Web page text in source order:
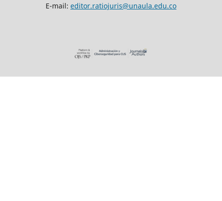
E-mail: editor.ratiojuris@unaula.edu.co